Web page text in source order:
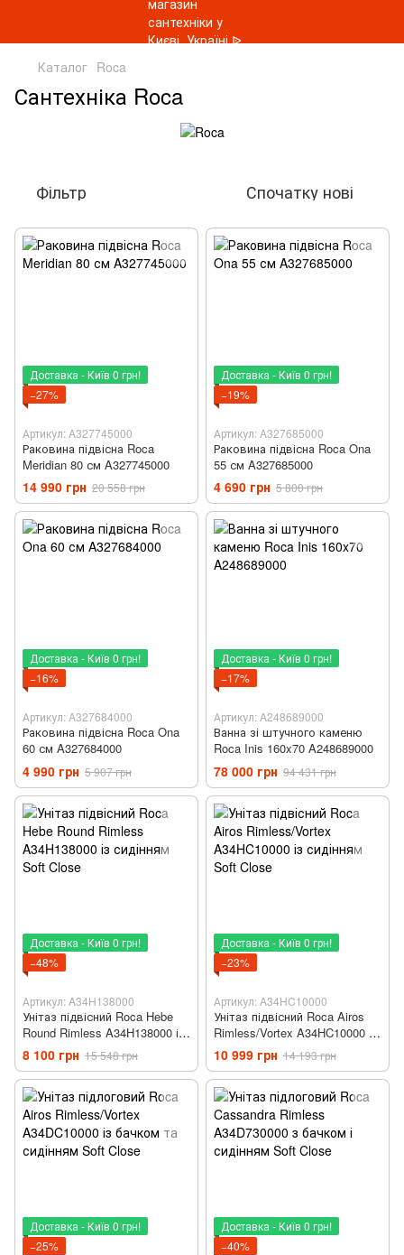
Каталог Roca
Сантехніка Roca
Фільтр Спочатку нові
Доставка - Київ 0 грн!
−27%
Артикул: A327745000
Раковина підвісна Roca
Meridian 80 см A327745000
14 990 грн 20 558 грн
Доставка - Київ 0 грн!
−19%
Артикул: A327685000
Раковина підвісна Roca Ona
55 см A327685000
4 690 грн 5 800 грн
Доставка - Київ 0 грн!
−16%
Артикул: A327684000
Раковина підвісна Roca Ona
60 см A327684000
4 990 грн 5 907 грн
Доставка - Київ 0 грн!
−17%
Артикул: A248689000
Ванна зі штучного каменю
Roca Inis 160x70 A248689000
78 000 грн 94 431 грн
Доставка - Київ 0 грн!
−48%
Артикул: A34H138000
Унітаз підвісний Roca Hebe
Round Rimless A34H138000 із
сидінням Soft Close
8 100 грн 15 548 грн
Доставка - Київ 0 грн!
−23%
Артикул: A34HC10000
Унітаз підвісний Roca Airos
Rimless/Vortex A34HC10000 із
сидінням Soft Close
10 999 грн 14 193 грн
Доставка - Київ 0 грн!
−25%
Доставка - Київ 0 грн!
−40%